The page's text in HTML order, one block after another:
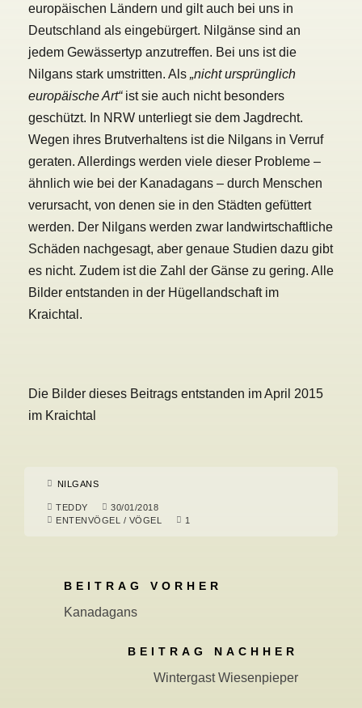
europäischen Ländern und gilt auch bei uns in
Deutschland als eingebürgert. Nilgänse sind an
jedem Gewässertyp anzutreffen. Bei uns ist die
Nilgans stark umstritten. Als „nicht ursprünglich
europäische Art“ist sie auch nicht besonders
geschützt. In NRW unterliegt sie dem Jagdrecht.
Wegen ihres Brutverhaltens ist die Nilgans in Verruf
geraten. Allerdings werden viele dieser Probleme –
ähnlich wie bei der Kanadagans – durch Menschen
verursacht, von denen sie in den Städten gefüttert
werden. Der Nilgans werden zwar landwirtschaftliche
Schäden nachgesagt, aber genaue Studien dazu gibt
es nicht. Zudem ist die Zahl der Gänse zu gering. Alle
Bilder entstanden in der Hügellandschaft im
Kraichtal.
Die Bilder dieses Beitrags entstanden im April 2015
im Kraichtal
NILGANS
TEDDY
30/01/2018
ENTENVÖGEL
/ VÖGEL 1
BEITRAG VORHER
Kanadagans
BEITRAG NACHHER
Wintergast Wiesenpieper